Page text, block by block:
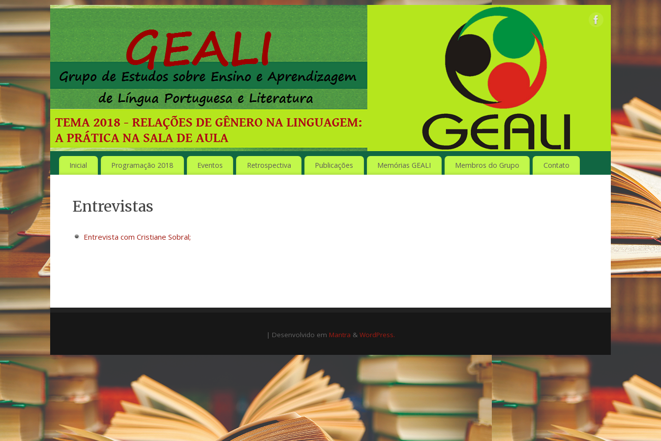
Inicial Programação 2018 Eventos Retrospectiva Publicações Memórias GEALI Membros do Grupo Contato
Entrevistas
Entrevista com Cristiane Sobral;
| Desenvolvido em Mantra & WordPress.